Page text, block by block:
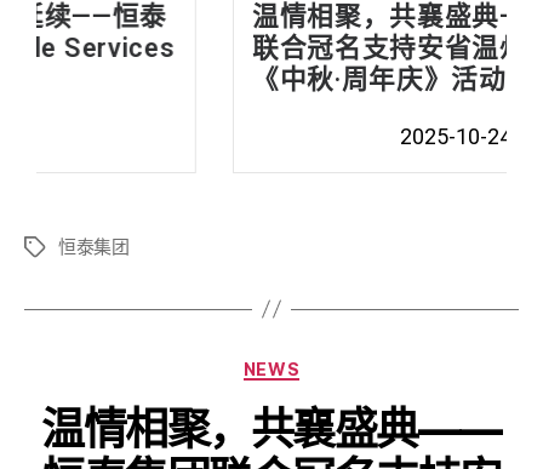
温情相聚，共襄盛典——恒泰集团
联合冠名支持安省温州同乡会
《中秋·周年庆》活动
恒泰集团
NEWS
温情相聚，共襄盛典——